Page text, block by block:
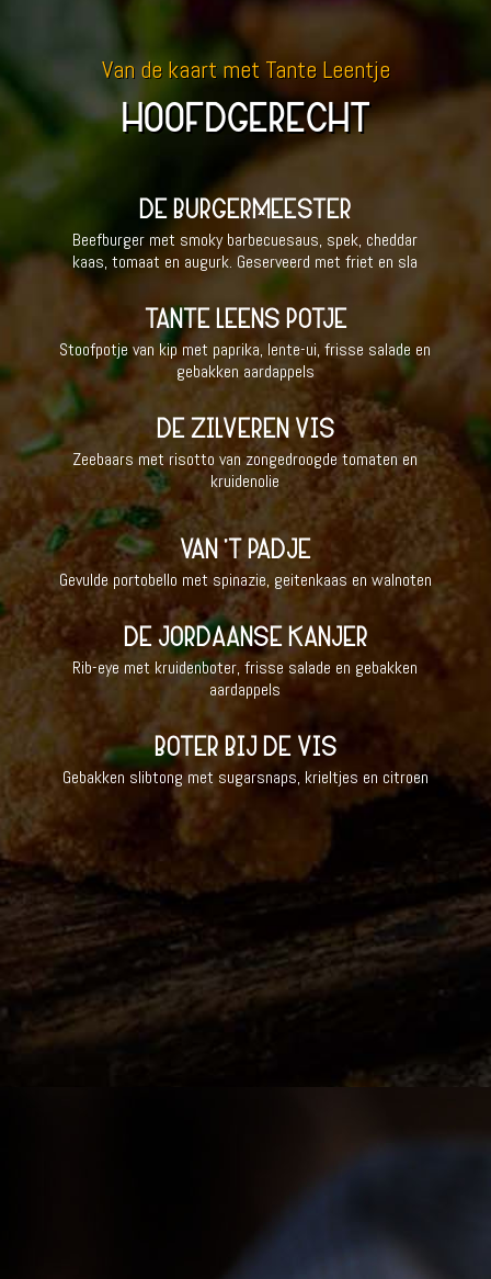
Van de kaart met Tante Leentje
HOOFDGERECHT
DE BURGERMEESTER
Beefburger met smoky barbecuesaus, spek, cheddar
kaas, tomaat en augurk. Geserveerd met friet en sla
TANTE LEENS POTJE
Stoofpotje van kip met paprika, lente-ui, frisse salade en
gebakken aardappels
DE ZILVEREN VIS
Zeebaars met risotto van zongedroogde tomaten en
kruidenolie
VAN ‘T PADJE
Gevulde portobello met spinazie, geitenkaas en walnoten
DE JORDAANSE KANJER
Rib-eye met kruidenboter, frisse salade en gebakken
aardappels
BOTER BIJ DE VIS
Gebakken slibtong met sugarsnaps, krieltjes en citroen